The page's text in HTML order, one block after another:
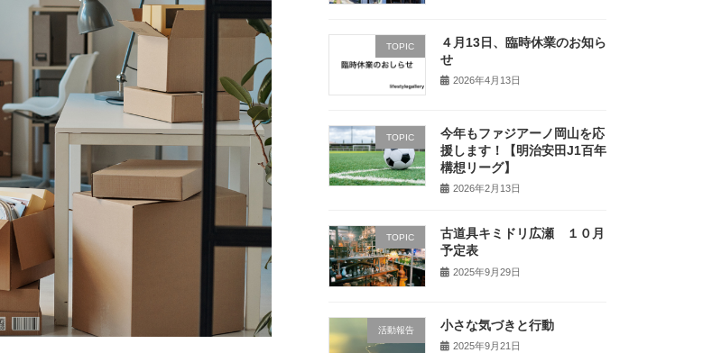
TOPIC
４月13日、臨時休業のお知ら
せ
2026年4月13日
TOPIC
今年もファジアーノ岡山を応
援します！【明治安田J1百年
構想リーグ】
2026年2月13日
TOPIC
古道具キミドリ広瀬 １０月
予定表
2025年9月29日
活動報告 小さな気づきと行動
2025年9月21日